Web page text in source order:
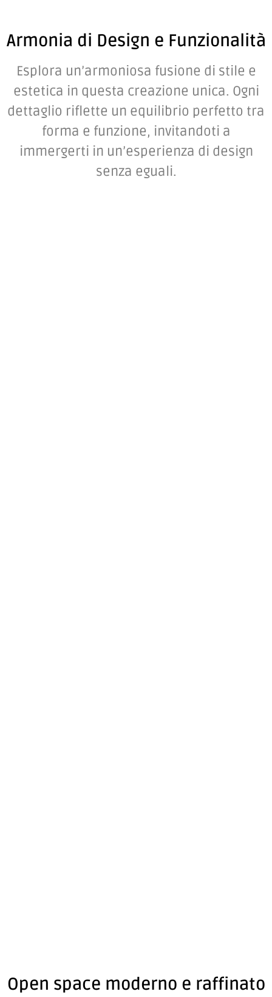
Armonia di Design e Funzionalità
Esplora un’armoniosa fusione di stile e
estetica in questa creazione unica. Ogni
dettaglio riflette un equilibrio perfetto tra
forma e funzione, invitandoti a
immergerti in un’esperienza di design
senza eguali.
Open space moderno e raffinato